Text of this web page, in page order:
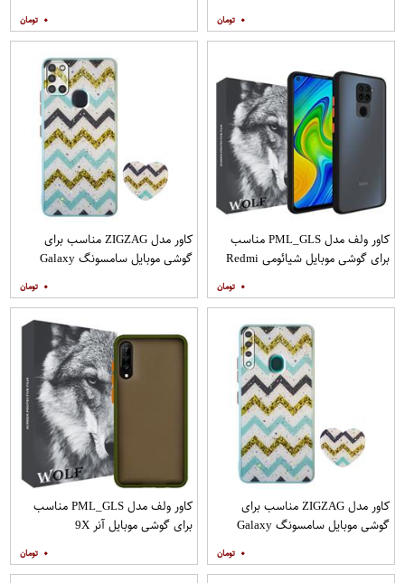
۰
مات
۰
کاور ولف مدل PML_GLS مناسب
برای گوشی موبایل شیائومی Redmi
۰
کاور مدل ZIGZAG مناسب برای
گوشی موبایل سامسونگ Galaxy
۰
کاور مدل ZIGZAG مناسب برای
گوشی موبایل سامسونگ Galaxy
۰
کاور ولف مدل PML_GLS مناسب
برای گوشی موبایل آنر 9X
۰